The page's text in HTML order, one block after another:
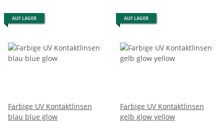
AUF LAGER
Farbige UV Kontaktlinsen
blau blue glow
AUF LAGER
Farbige UV Kontaktlinsen
gelb glow yellow